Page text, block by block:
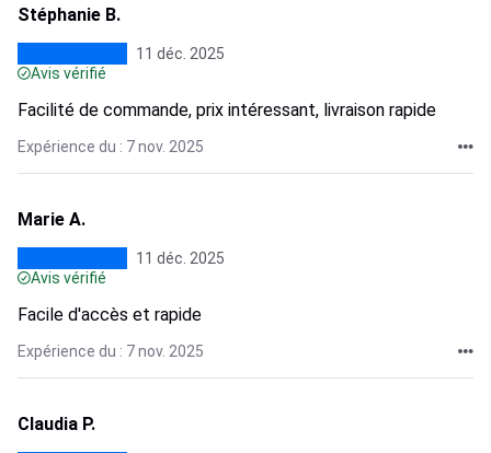
Stéphanie B.
11 déc. 2025
Avis vérifié
Facilité de commande, prix intéressant, livraison rapide
Expérience du : 7 nov. 2025
Marie A.
11 déc. 2025
Avis vérifié
Facile d'accès et rapide
Expérience du : 7 nov. 2025
Claudia P.